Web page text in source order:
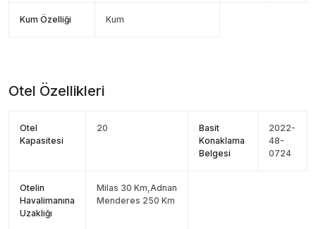
Kum Özelliği Kum
Otel Özellikleri
Otel
Kapasitesi
20
Basit
Konaklama
Belgesi
2022-
48-
0724
Otelin
Havalimanına
Uzaklığı
Milas 30 Km,Adnan
Menderes 250 Km